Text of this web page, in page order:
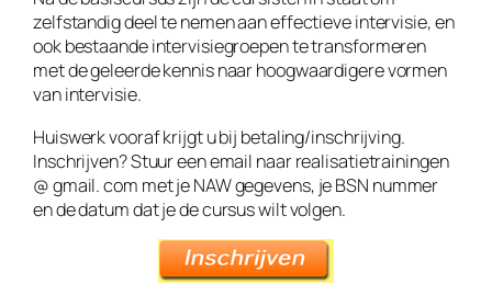
zelfstandig deel te nemen aan effectieve intervisie, en
ook bestaande intervisiegroepen te transformeren
met de geleerde kennis naar hoogwaardigere vormen
van intervisie.
Huiswerk vooraf krijgt u bij betaling/inschrijving.
Inschrijven? Stuur een email naar realisatietrainingen
@ gmail. com met je NAW gegevens, je BSN nummer
en de datum dat je de cursus wilt volgen.